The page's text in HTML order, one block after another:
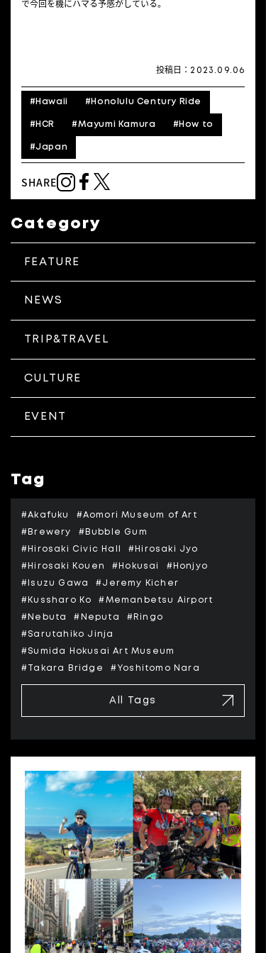
で今回を機にハマる予感がしている。
投稿日： 2023.09.06
# Hawaii # Honolulu Century Ride
# HCR #Mayumi Kamura # How to
#Japan
SHARE
Category
FEATURE
NEWS
TRIP&TRAVEL
CULTURE
EVENT
Tag
#Akafuku #Aomori Museum of Art
#Brewery #Bubble Gum
#Hirosaki Civic Hall #Hirosaki Jyo
#Hirosaki Kouen #Hokusai #Honjyo
#Isuzu Gawa #Jeremy Kicher
#Kussharo Ko #Memanbetsu Airport
#Nebuta #Neputa #Ringo
#Sarutahiko Jinja
#Sumida Hokusai Art Museum
#Takara Bridge #Yoshitomo Nara
All Tags